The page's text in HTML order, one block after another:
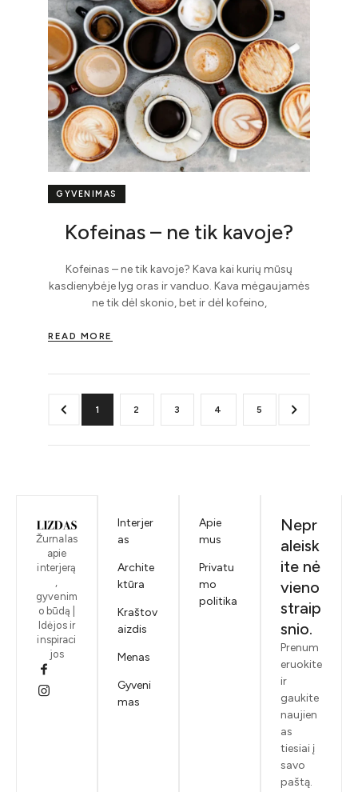
GYVENIMAS
Kofeinas – ne tik kavoje?
Kofeinas – ne tik kavoje? Kava kai kurių mūsų
kasdienybėje lyg oras ir vanduo. Kava mėgaujamės
ne tik dėl skonio, bet ir dėl kofeino,
READ MORE
1 2 3 4 5
Žurnalas
apie
interjerą
,
gyvenim
o būdą |
Idėjos ir
inspiraci
jos
Interjer
as
Archite
ktūra
Kraštov
aizdis
Menas
Gyveni
mas
Apie
mus
Privatu
mo
politika
Nepr
aleisk
ite nė
vieno
straip
snio.
Prenum
eruokite
ir
gaukite
naujien
as
tiesiai į
savo
paštą.